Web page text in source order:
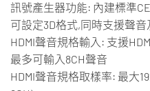
訊號產生器功能: 內建標準
可設定3D格式,同時支援聲音
HDMI聲音規格輸入: 支援
最多可輸入8CH聲音
HDMI聲音規格取樣率: 最大